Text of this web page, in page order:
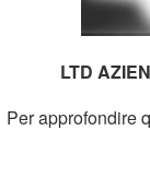
LTD
Per approfondire